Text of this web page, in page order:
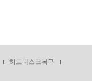
하드디스크복구